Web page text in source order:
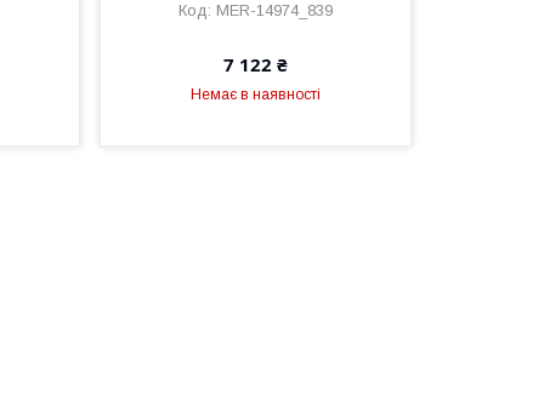
MER-14974_839
7 122 ₴
Немає в наявності